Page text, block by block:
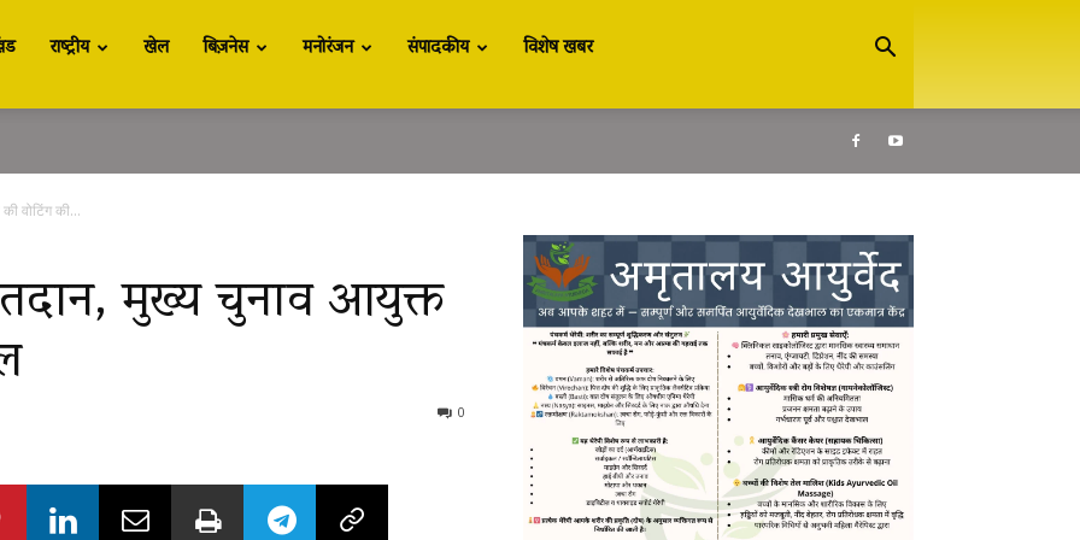
राष्ट्रीय खेल बिज़नेस मनोरंजन संपादकीय विशेष खबर
वोटिंग की...
मुख्य चुनाव आयुक्त
0